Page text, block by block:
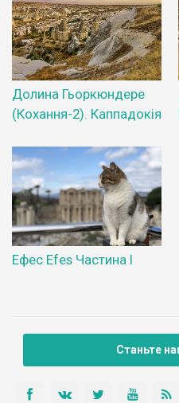
Долина Гьоркюндере
(Кохання-2). Каппадокія
Ефес Efes Частина І
Станьте